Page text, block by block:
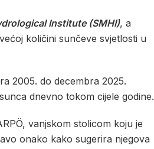
Institute (SMHI), a
količini sunčeve svjetlosti u
2005. do decembra 2025.
dnevno tokom cijele godine.
vanjskom stolicom koju je
onako kako sugerira njegova